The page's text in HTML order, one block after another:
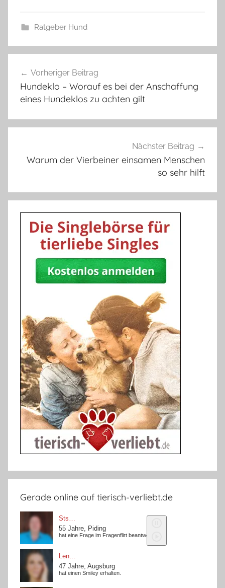
Ratgeber Hund
Vorheriger Beitrag
Hundeklo – Worauf es bei der Anschaffung
eines Hundeklos zu achten gilt
Nächster Beitrag
Warum der Vierbeiner einsamen Menschen
so sehr hilft
Gerade online auf tierisch-verliebt.de